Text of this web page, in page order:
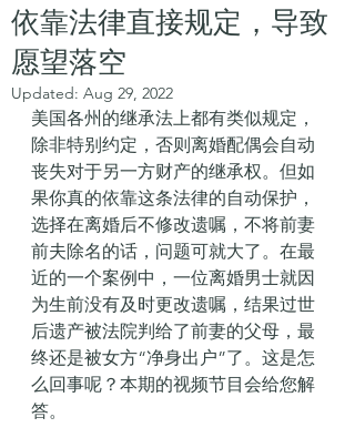
依靠法律直接规定，导致
愿望落空
Updated: Aug 29, 2022
美国各州的继承法上都有类似规定，
除非特别约定，否则离婚配偶会自动
丧失对于另一方财产的继承权。但如
果你真的依靠这条法律的自动保护，
选择在离婚后不修改遗嘱，不将前妻
前夫除名的话，问题可就大了。在最
近的一个案例中，一位离婚男士就因
为生前没有及时更改遗嘱，结果过世
后遗产被法院判给了前妻的父母，最
终还是被女方“净身出户”了。这是怎
么回事呢？本期的视频节目会给您解
答。